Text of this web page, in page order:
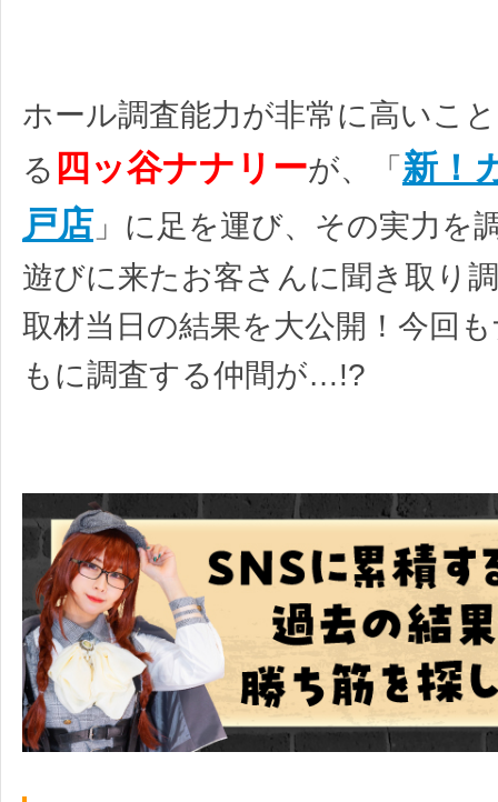
ホール調査能力が非常に高いこ
る 四ッ谷ナナリーが、「 新！
戸店 」に足を運び、その実力を
遊びに来たお客さんに聞き取り
取材当日の結果を大公開！今回
もに調査する仲間が…!?